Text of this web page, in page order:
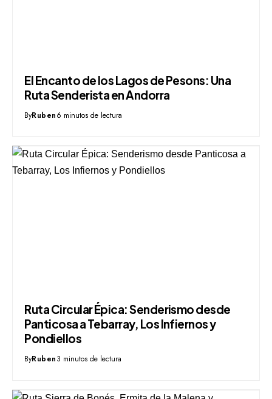
El Encanto de los Lagos de Pesons: Una
Ruta Senderista en Andorra
ByRuben6 minutos de lectura
Ruta Circular Épica: Senderismo desde
Panticosa a Tebarray, Los Infiernos y
Pondiellos
ByRuben3 minutos de lectura